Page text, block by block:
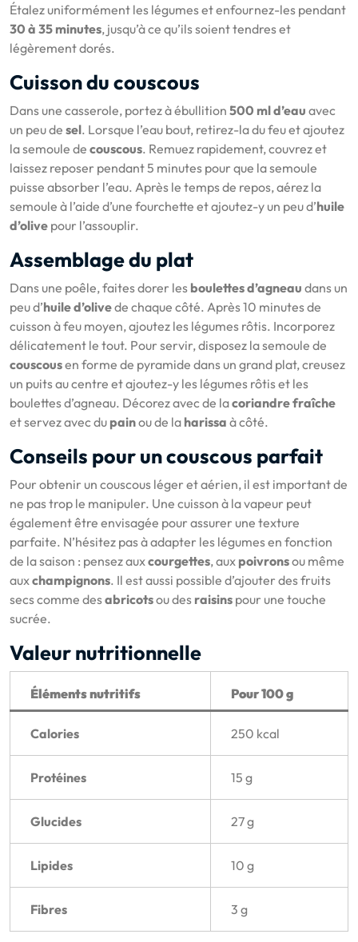
Étalez uniformément les légumes et enfournez-les pendant
30 à 35 minutes, jusqu’à ce qu’ils soient tendres et
légèrement dorés.
Cuisson du couscous
Dans une casserole, portez à ébullition 500 ml d’eau avec
un peu de sel. Lorsque l’eau bout, retirez-la du feu et ajoutez
la semoule de couscous. Remuez rapidement, couvrez et
laissez reposer pendant 5 minutes pour que la semoule
puisse absorber l’eau. Après le temps de repos, aérez la
semoule à l’aide d’une fourchette et ajoutez-y un peu d’huile
d’olive pour l’assouplir.
Assemblage du plat
Dans une poêle, faites dorer les boulettes d’agneau dans un
peu d’huile d’olivede chaque côté. Après 10 minutes de
cuisson à feu moyen, ajoutez les légumes rôtis. Incorporez
délicatement le tout. Pour servir, disposez la semoule de
couscousen forme de pyramide dans un grand plat, creusez
un puits au centre et ajoutez-y les légumes rôtis et les
boulettes d’agneau. Décorez avec de lacoriandre fraîche
et servez avec du painou de la harissa à côté.
Conseils pour un couscous parfait
Pour obtenir un couscous léger et aérien, il est important de
ne pas trop le manipuler. Une cuisson à la vapeur peut
également être envisagée pour assurer une texture
parfaite. N’hésitez pas à adapter les légumes en fonction
de la saison : pensez auxcourgettes, aux poivronsou même
auxchampignons. Il est aussi possible d’ajouter des fruits
secs comme desabricotsou des raisins pour une touche
sucrée.
Valeur nutritionnelle
Éléments nutritifs Pour 100 g
Calories 250 kcal
Protéines 15 g
Glucides 27 g
Lipides 10 g
Fibres 3 g